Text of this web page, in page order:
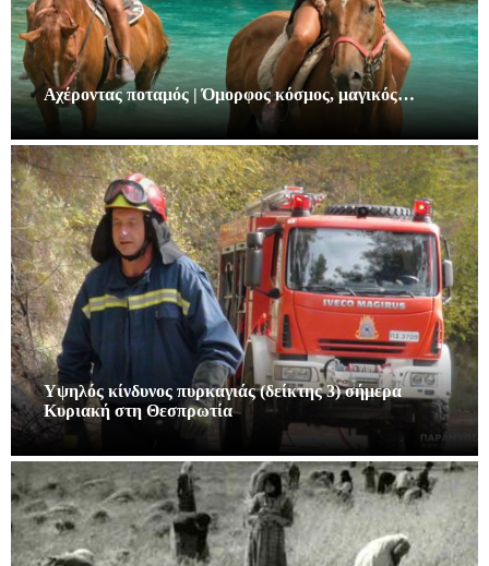
Αχέροντας ποταμός | Όμορφος κόσμος, μαγικός…
Υψηλός κίνδυνος πυρκαγιάς (δείκτης 3) σήμερα
Κυριακή στη Θεσπρωτία